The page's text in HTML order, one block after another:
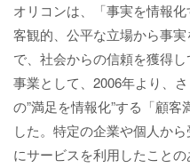
オリコンは、「事実を情報化
客観的、公平な立場から事
で、社会からの信頼を獲得
事業として、2006年より、
の”満足を情報化”する「顧
した。特定の企業や個人か
にサービスを利用したこと